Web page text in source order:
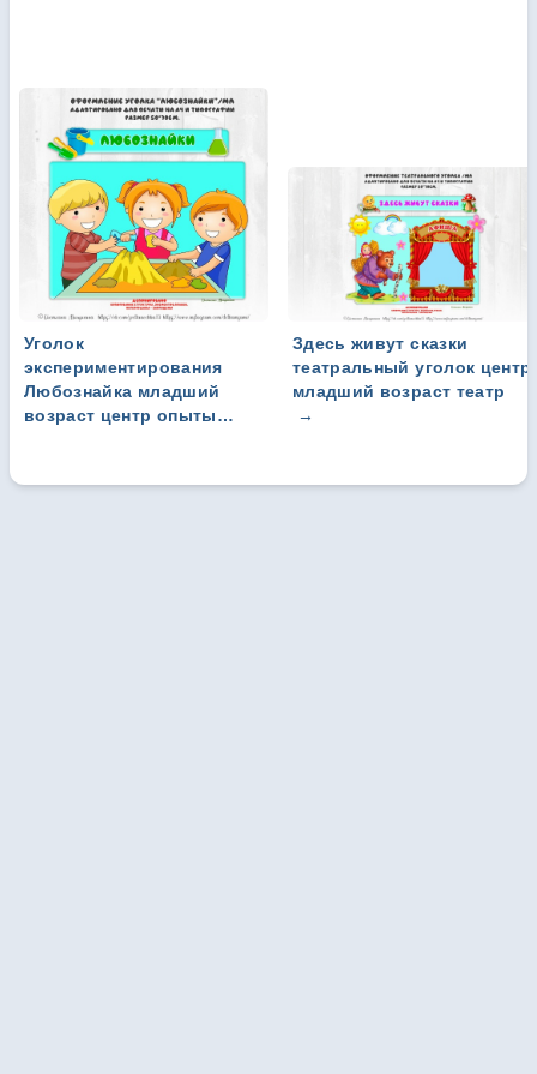
Уголок
экспериментирования
Любознайка младший
возраст центр опыты
Здесь живут сказки
театральный уголок центр
младший возраст театр
→